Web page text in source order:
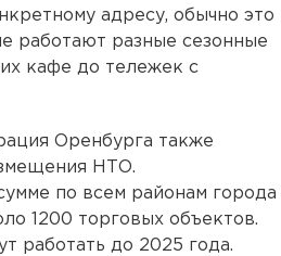
адресу, обычно это
работают разные сезонные
кафе до тележек с
Оренбурга также
НТО.
по всем районам города
1200 торговых объектов.
работать до 2025 года.